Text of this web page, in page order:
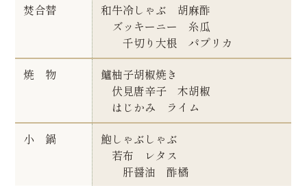
焚合替
和牛冷しゃぶ 胡麻酢
ズッキーニー 糸瓜
千切り大根 パプリカ
焼 物
鱸柚子胡椒焼き
伏見唐辛子 木胡椒
はじかみ ライム
小 鍋
鮑しゃぶしゃぶ
若布 レタス
肝醤油 酢橘